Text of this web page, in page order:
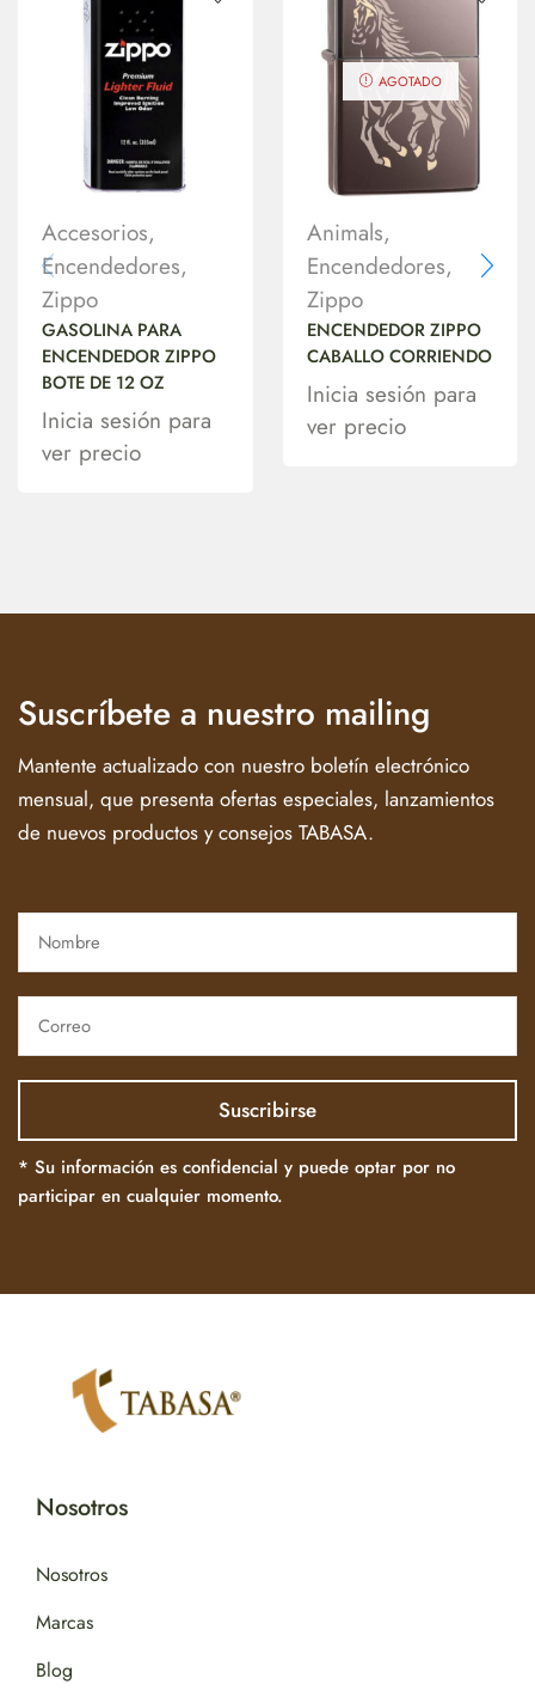
Accesorios,
Encendedores,
Zippo
GASOLINA PARA
ENCENDEDOR ZIPPO
BOTE DE 12 OZ
Inicia sesión para
ver precio
AGOTADO
Animals,
Encendedores,
Zippo
ENCENDEDOR ZIPPO
CABALLO CORRIENDO
Inicia sesión para
ver precio
Suscríbete a nuestro mailing
Mantente actualizado con nuestro boletín electrónico
mensual, que presenta ofertas especiales, lanzamientos
de nuevos productos y consejos TABASA.
* Su información es confidencial y puede optar por no
participar en cualquier momento.
Nosotros
Nosotros
Marcas
Blog